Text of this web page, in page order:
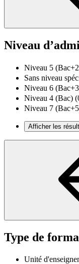
Niveau
Niveau 5
Sans niveau
Niveau 6
Niveau 4 (Bac)
Niveau 7
Afficher les
Type de
Unité